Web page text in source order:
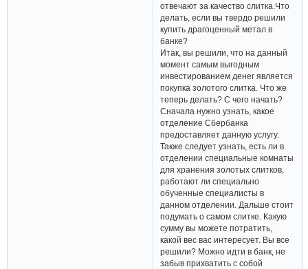
отвечают за качество слитка.Что
делать, если вы твердо решили
купить драгоценный метал в
банке?
Итак, вы решили, что на данный
момент самым выгодным
инвестированием денег является
покупка золотого слитка. Что же
теперь делать? С чего начать?
Сначала нужно узнать, какое
отделение Сбербанка
предоставляет данную услугу.
Также следует узнать, есть ли в
отделении специальные комнаты
для хранения золотых слитков,
работают ли специально
обученные специалисты в
данном отделении. Дальше стоит
подумать о самом слитке. Какую
сумму вы можете потратить,
какой вес вас интересует. Вы все
решили? Можно идти в банк, не
забыв прихватить с собой